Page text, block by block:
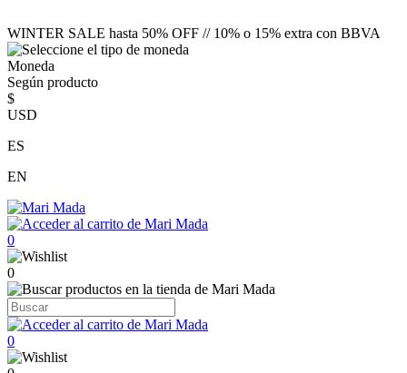
WINTER SALE hasta 50% OFF // 10% o 15% extra con BBVA
Moneda
Según producto
$
USD
ES
EN
0
0
0